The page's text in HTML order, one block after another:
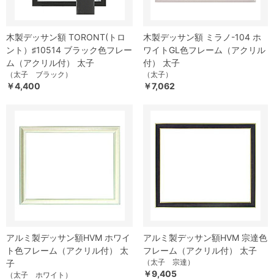
木製デッサン額 TORONT(トロ
ント）♯10514 ブラック色フレー
ム（アクリル付） 太子
（太子 ブラック）
￥4,400
木製デッサン額 ミラノ-104 ホ
ワイトGL色フレーム（アクリル
付） 太子
（太子）
￥7,062
アルミ製デッサン額HVM ホワイ
ト色フレーム（アクリル付） 太
子
（太子 ホワイト）
アルミ製デッサン額HVM 宗達色
フレーム（アクリル付） 太子
（太子 宗達）
￥9,405